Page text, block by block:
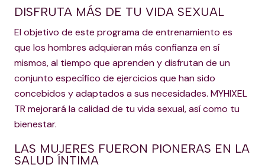
DISFRUTA MÁS DE TU VIDA SEXUAL
El objetivo de este programa de entrenamiento es
que los hombres adquieran más confianza en sí
mismos, al tiempo que aprenden y disfrutan de un
conjunto específico de ejercicios que han sido
concebidos y adaptados a sus necesidades. MYHIXEL
TR mejorará la calidad de tu vida sexual, así como tu
bienestar.
LAS MUJERES FUERON PIONERAS EN LA
SALUD ÍNTIMA